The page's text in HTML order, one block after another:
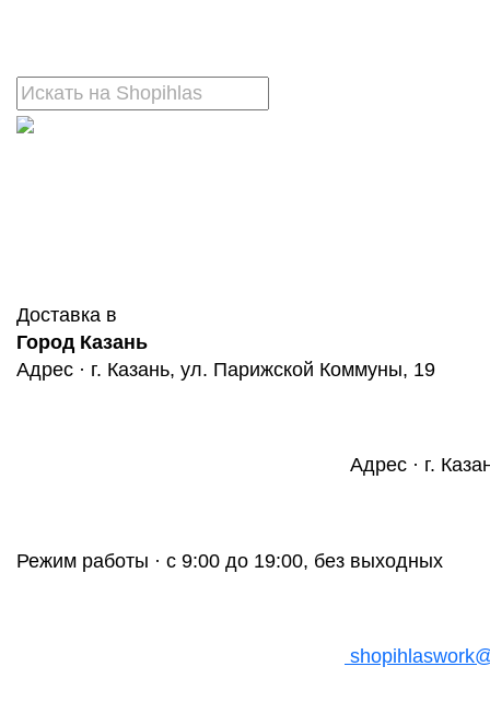
Доставка в
Город Казань
Адрес · г. Казань, ул. Парижской Коммуны, 19
Адрес · г.
Режим работы · с 9:00 до 19:00, без выходных